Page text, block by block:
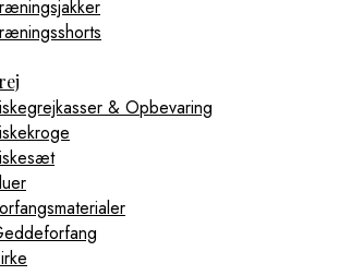
& Opbevaring